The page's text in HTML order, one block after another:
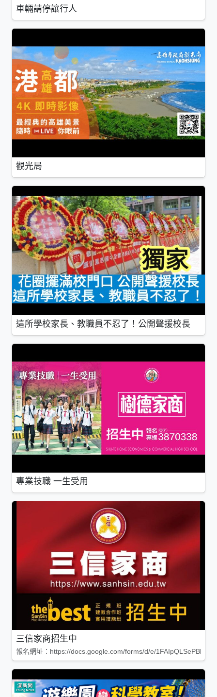
車輛請停讓行人
觀光局
這所學校家長、教職員不忍了！公開聲援校長
專業技職 一生受用
三信家商招生中
報名網址：https://docs.google.com/forms/d/e/